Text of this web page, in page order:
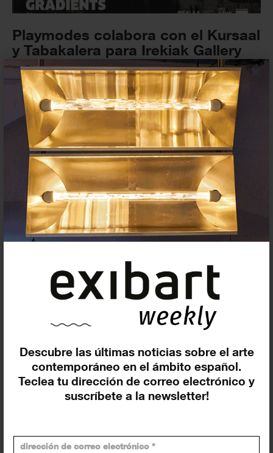
Descubre las últimas noticias sobre el arte
contemporáneo en el ámbito español.
Teclea tu dirección de correo electrónico y
suscríbete a la newsletter!
×
Playmodes colabora con el Kursaal
y Tabakalera para Irekiak Gallery
Weekend...
FESTIVALES 16 SEPTIEMBRE 2023
Artium Museoa (Vitoria-Gasteiz)
comparte su programación de
otoño
6 SEPTIEMBRE 2023